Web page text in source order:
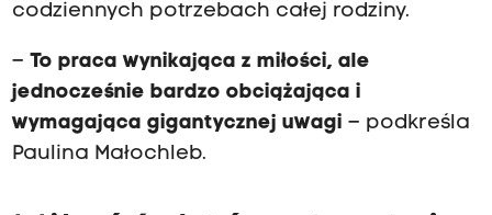
codziennych potrzebach całej rodziny.
– To praca wynikająca z miłości, ale
jednocześnie bardzo obciążająca i
wymagająca gigantycznej uwagi – podkreśla
Paulina Małochleb.